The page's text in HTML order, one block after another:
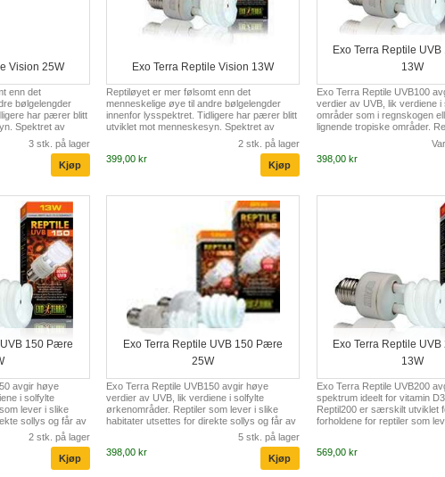
Vision 25W
enn det
bølgelengder
har pærer blitt
Spektret av
i de
for reptiler. Som
bølgelengder
vil reptiler
Terra Reptile
levekårene og
dine.
3 stk. på lager
Exo Terra Reptile Vision 13W
Reptiløyet er mer følsomt enn det
menneskelige øye til andre bølgelengder
innenfor lysspektret. Tidligere har pærer blitt
utviklet mot menneskesyn. Spektret av
Reptile Vision pæren peker i de
bølgelengder som er viktige for reptiler. Som
et resultat av lysets levende bølgelengder
som leveres av Reptile Vision, vil reptiler
omgivelser mer naturlig. Exo Terra Reptile
Vision vil bidra til å forbedre levekårene og
fysiologiske velvære av reptilene dine.
2 stk. på lager
399,00 kr
Exo Terra Reptile
13W
Exo Terra Reptile UVB100
verdier av UVB, lik verdiene i
områder som i regnskogen
lignende tropiske områder.
lever i slike habitater får
pga. klimatologiske forhold
luftfuktighet, skiftende regn/
gode Vitamin D3 utbytte-
D3 photosyntesen som
kalsiumopptak og forhindrer
398,00 kr
150 Pære
avgir høye
i solfylte
lever i slike
sollys og får av
stråling i forhold
pæren kan også
topp, men
2 stk. på lager
Exo Terra Reptile UVB 150 Pære
25W
Exo Terra Reptile UVB150 avgir høye
verdier av UVB, lik verdiene i solfylte
ørkenområder. Reptiler som lever i slike
habitater utsettes for direkte sollys og får av
den grunn relativt kraftig UV stråling i forhold
til andre reptiler. Denne pæren kan også
benyttes i terrarier med tettere topp, men
5 stk. på lager
398,00 kr
Exo Terra Reptile
13W
Exo Terra Reptile UVB200
spektrum ideelt for vitamin
Reptil200 er særskilt utviklet
forholdene for reptiler som
habitater hvor de utsettes for
UV doser som dagaktive
områder mottar direkte,
høye UV verdier. Denne
569,00 kr